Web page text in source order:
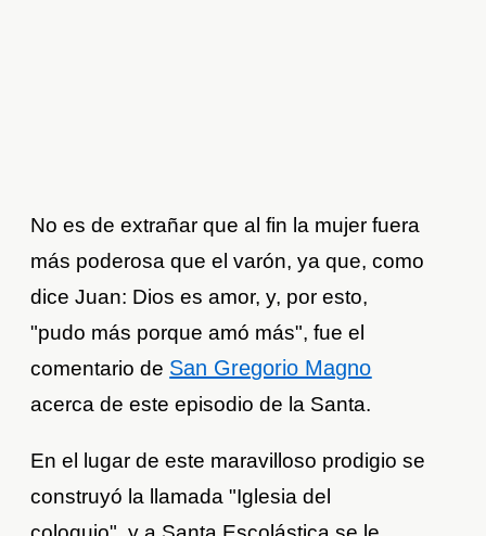
No es de extrañar que al fin la mujer fuera
más poderosa que el varón, ya que, como
dice Juan: Dios es amor, y, por esto,
"pudo más porque amó más", fue el
comentario de San Gregorio Magno
acerca de este episodio de la Santa.
En el lugar de este maravilloso prodigio se
construyó la llamada "Iglesia del